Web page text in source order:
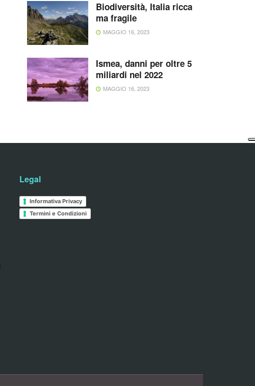
Biodiversità, Italia ricca
ma fragile
MAGGIO 16, 2023
Ismea, danni per oltre 5
miliardi nel 2022
MAGGIO 16, 2023
Legal
Informativa Privacy
Termini e Condizioni